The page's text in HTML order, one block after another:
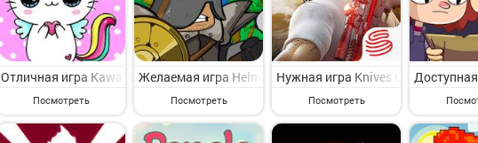
Отличная игра KawaiiWorld 2023 на Андроид - веселая приключенческая
Посмотреть
Желаемая игра Helmet Heroes MMORPG - Heroic на
Посмотреть
Нужная игра Knives Out на
Посмотреть